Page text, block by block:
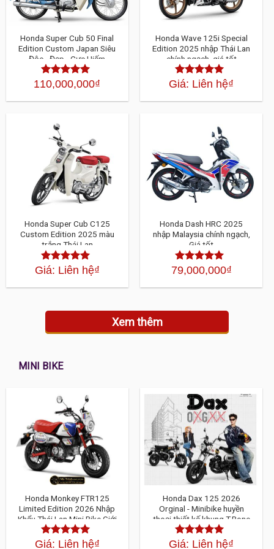
Honda Super Cub 50 Final
Edition Custom Japan Siêu
Độc - Đẹp - Cực Hiếm
Được xếp
5 sao
110,000,000₫
Honda Wave 125i Special
Edition 2025 nhập Thái Lan
chính ngạch, giá tốt
Được xếp
sao
Giá: Liên hệ₫
Honda Super Cub C125
Custom Edition 2025 màu
trắng Thái Lan
Được xếp
sao
Giá: Liên hệ₫
Honda Dash HRC 2025
nhập Malaysia chính ngạch,
Giá tốt
Được xếp
sao
79,000,000₫
Xem thêm
MINI BIKE
Honda Monkey FTR125
Limited Edition 2026 Nhập
Khẩu Thái Lan Mini Bike Giới
Hạn 2000 Xe Toàn Cầu Cực
Hiếm
Được xếp
Giá: Liên hệ₫
Honda Dax 125 2026
Orginal - Minibike huyền
thoại thiết kế khung T-Bone
độc đáo
Được xếp
Giá: Liên hệ₫